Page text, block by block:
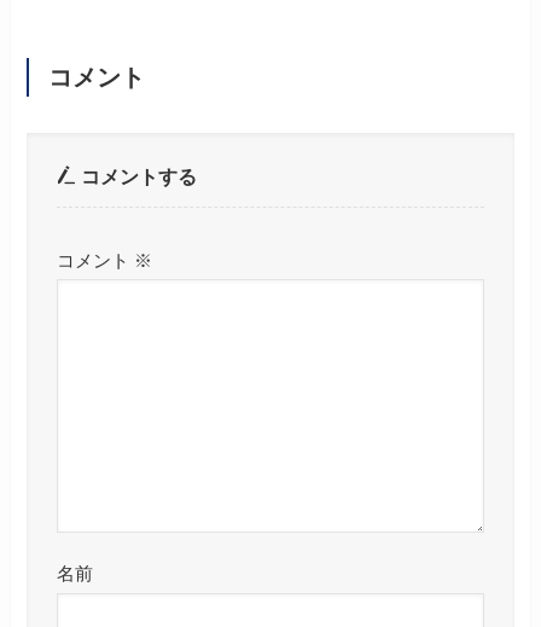
ー
コメント
コメントする
コメント ※
名前